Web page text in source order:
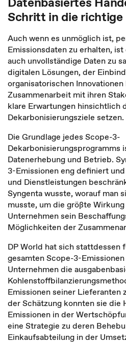
Schritt in die
Auch wenn es unmöglich ist,
Emissionsdaten zu erhalten,
auch unvollständige Daten zu
digitalen Lösungen, der
organisatorischen
Zusammenarbeit mit ihren
klare Erwartungen hinsichtlich
Dekarbonisierungsziele setzen.
Die Grundlage jedes Scope-3-
Dekarbonisierungsprogramms
Datenerhebung und Betrieb.
3-Emissionen eng definiert
und Dienstleistungen
Syngenta wusste, worauf man
musste, um die größte
Unternehmen sein
Möglichkeiten der
DP World hat sich stattdessen
gesamten Scope-3-
Unternehmen die
Emissionen seiner Lieferanten
der Schätzung konnten sie die
Emissionen in der
eine Strategie zu deren
Einkaufsabteilung in der